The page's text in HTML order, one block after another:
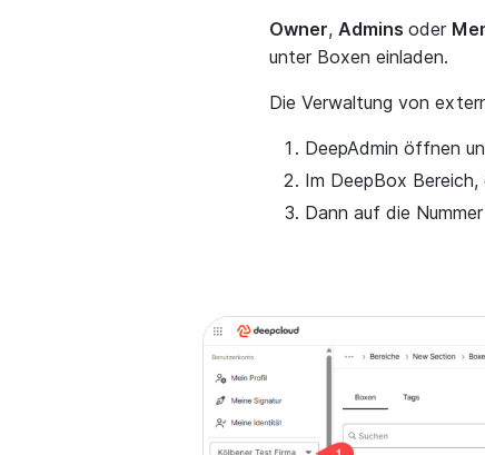
Owner,Adminsoder
unter Boxen einladen.
Die Verwaltung von
DeepAdmin öffnen
Im DeepBox
Dann auf die